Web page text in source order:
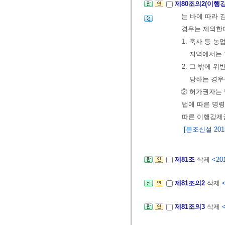
제80조의2(이행
는 바에 따라
경우는 제외
1. 축사 등 농
지역에서는
2. 그 밖에 위
당하는 경
② 허가권자는
법에 따른 명
따른 이행강
[본조신설
제81조 삭제
제81조의2 삭제
제81조의3 삭제